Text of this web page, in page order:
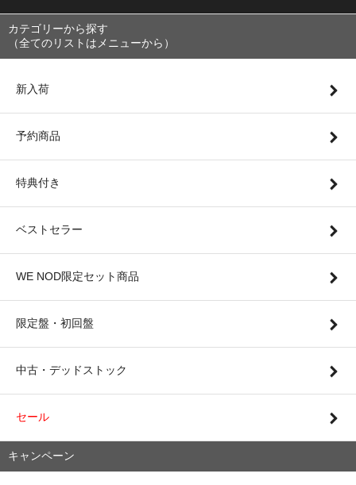
カテゴリーから探す
（全てのリストはメニューから）
新入荷
予約商品
特典付き
ベストセラー
WE NOD限定セット商品
限定盤・初回盤
中古・デッドストック
セール
キャンペーン